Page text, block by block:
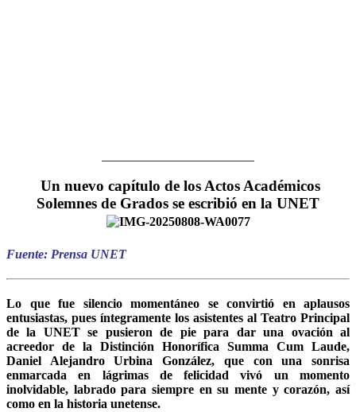
Un nuevo capítulo de los Actos Académicos
Solemnes de Grados se escribió en la UNET
Fuente: Prensa UNET
Lo que fue silencio momentáneo se convirtió en aplausos
entusiastas, pues íntegramente los asistentes al Teatro Principal
de la UNET se pusieron de pie para dar una ovación al
acreedor de la Distinción Honorífica Summa Cum Laude,
Daniel Alejandro Urbina González, que con una sonrisa
enmarcada en lágrimas de felicidad vivó un momento
inolvidable, labrado para siempre en su mente y corazón, así
como en la historia unetense.